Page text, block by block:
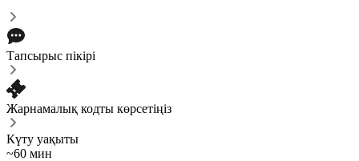
Тапсырыс пікірі
Жарнамалық кодты көрсетіңіз
Күту уақыты
~60 мин